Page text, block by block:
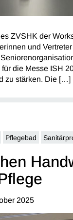
ZVSHK der
und
die Messe ISH
zu stärken. Die […]
Pflegebad
2025